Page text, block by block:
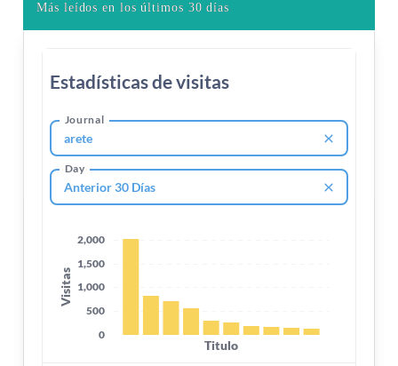
Más leídos en los últimos 30 días